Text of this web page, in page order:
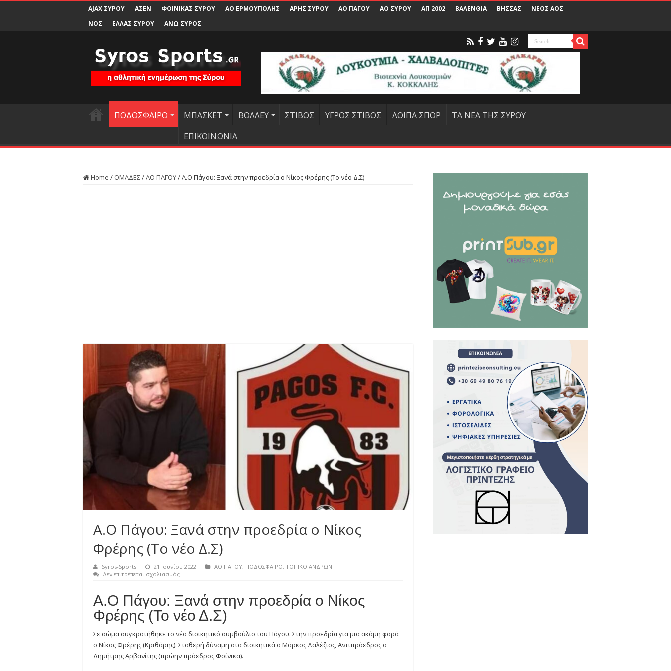
AJAX ΣΥΡΟΥ ΑΣΕΝ ΦΟΙΝΙΚΑΣ ΣΥΡΟΥ ΑΟ ΕΡΜΟΥΠΟΛΗΣ ΑΡΗΣ ΣΥΡΟΥ ΑΟ ΠΑΓΟΥ ΑΟ ΣΥΡΟΥ ΑΠ 2002 ΒΑΛΕΝΘΙΑ ΒΗΣΣΑΣ
ΝΕΟΣ ΑΟΣ
ΝΟΣ
ΕΛΛΑΣ ΣΥΡΟΥ ΑΝΩ ΣΥΡΟΣ
ΠΟΔΟΣΦΑΙΡΟ ΜΠΑΣΚΕΤ ΒΟΛΛΕΥ ΣΤΙΒΟΣ ΥΓΡΟΣ ΣΤΙΒΟΣ ΛΟΙΠΑ ΣΠΟΡ
ΤΑ ΝΕΑ ΤΗΣ ΣΥΡΟΥ
ΕΠΙΚΟΙΝΩΝΙΑ
Home / ΟΜΑΔΕΣ/ΑΟ ΠΑΓΟΥ/Α.Ο Πάγου: Ξανά στην προεδρία ο Νίκος Φρέρης (Το νέο Δ.Σ)
Α.Ο Πάγου: Ξανά στην προεδρία ο Νίκος
Φρέρης (Το νέο Δ.Σ)
Syros-Sports 21 Ιουνίου 2022 ΑΟ ΠΑΓΟΥ, ΠΟΔΟΣΦΑΙΡΟ, ΤΟΠΙΚΟ ΑΝΔΡΩΝ
Δεν επιτρέπεται σχολιασμόςστο
Ξανά
στην
προεδρία
ο
Φρέρης
(Το
νέο
Δ.Σ)
Α.Ο Πάγου: Ξανά στην προεδρία ο Νίκος
Φρέρης (Το νέο Δ.Σ)
Σε σώμα συγκροτήθηκε το νέο διοικητικό συμβούλιο του Πάγου. Στην προεδρία για μια ακόμη φορά
ο Νίκος Φρέρης (Κριθάρης). Σταθερή δύναμη στα διοικητικά ο Μάρκος Δαλέζιος, Αντιπρόεδρος ο
Δημήτρης Αρβανίτης (πρώην πρόεδρος Φοίνικα).